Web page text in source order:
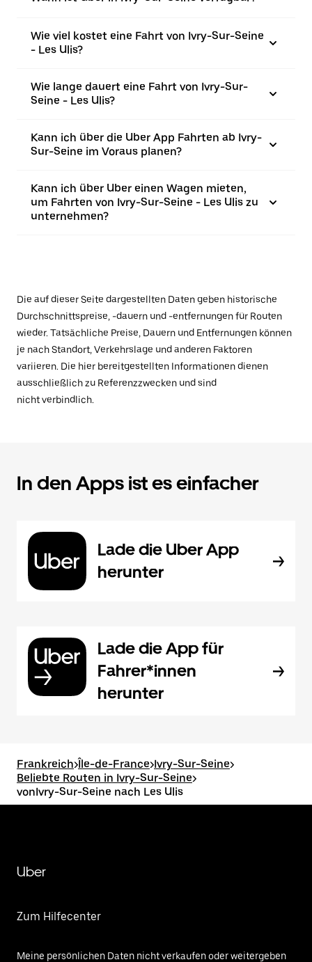
Wie viel kostet eine Fahrt von Ivry-Sur-Seine
- Les Ulis?
Wie lange dauert eine Fahrt von Ivry-Sur-
Seine - Les Ulis?
Kann ich über die Uber App Fahrten ab Ivry-
Sur-Seine im Voraus planen?
Kann ich über Uber einen Wagen mieten,
um Fahrten von Ivry-Sur-Seine - Les Ulis zu
unternehmen?
Die auf dieser Seite dargestellten Daten geben historische
Durchschnittspreise, -dauern und -entfernungen für Routen
wieder. Tatsächliche Preise, Dauern und Entfernungen können
je nach Standort, Verkehrslage und anderen Faktoren
variieren. Die hier bereitgestellten Informationen dienen
ausschließlich zu Referenzzwecken und sind
nicht verbindlich.
In den Apps ist es einfacher
Lade die Uber App
herunter
Lade die App für
Fahrer*innen
herunter
Frankreich>Île-de-France>Ivry-Sur-Seine>
Beliebte Routen in Ivry-Sur-Seine>
vonIvry-Sur-Seine nach Les Ulis
Uber
Zum Hilfecenter
Meine persönlichen Daten nicht verkaufen oder weitergeben